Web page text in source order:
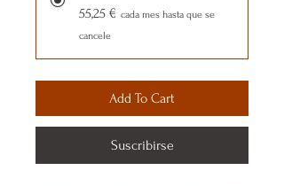
55,25 € cada mes hasta que se
cancele
Add To Cart
Suscribirse